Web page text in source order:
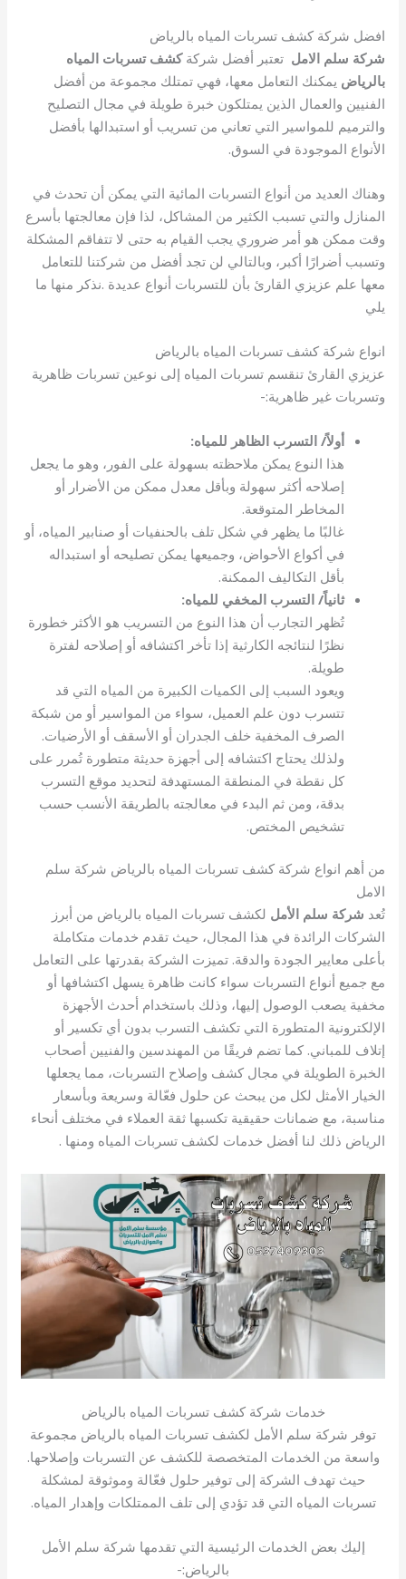
افضل شركة كشف تسربات المياه بالرياض
شركة سلم الامل تعتبر أفضل شركةكشف تسربات المياه
بالرياض يمكنك التعامل معها، فهي تمتلك مجموعة من أفضل
الفنيين والعمال الذين يمتلكون خبرة طويلة في مجال التصليح
والترميم للمواسير التي تعاني من تسريب أو استبدالها بأفضل
الأنواع الموجودة في السوق.
وهناك العديد من أنواع التسربات المائية التي يمكن أن تحدث في
المنازل والتي تسبب الكثير من المشاكل، لذا فإن معالجتها بأسرع
وقت ممكن هو أمر ضروري يجب القيام به حتى لا تتفاقم المشكلة
وتسبب أضرارًا أكبر، وبالتالي لن تجد أفضل من شركتنا للتعامل
معها علم عزيزي القارئ بأن للتسربات أنواع عديدة .نذكر منها ما
يلي
انواع شركة كشف تسربات المياه بالرياض
عزيزي القارئ تنقسم تسربات المياه إلى نوعين تسربات ظاهرية
وتسربات غير ظاهرية:-
أولاً/ التسرب الظاهر للمياه:
هذا النوع يمكن ملاحظته بسهولة على الفور، وهو ما يجعل
إصلاحه أكثر سهولة وبأقل معدل ممكن من الأضرار أو
المخاطر المتوقعة.
غالبًا ما يظهر في شكل تلف بالحنفيات أو صنابير المياه، أو
في أكواع الأحواض، وجميعها يمكن تصليحه أو استبداله
بأقل التكاليف الممكنة.
ثانياً/ التسرب المخفي للمياه:
تُظهر التجارب أن هذا النوع من التسريب هو الأكثر خطورة
نظرًا لنتائجه الكارثية إذا تأخر اكتشافه أو إصلاحه لفترة
طويلة.
ويعود السبب إلى الكميات الكبيرة من المياه التي قد
تتسرب دون علم العميل، سواء من المواسير أو من شبكة
الصرف المخفية خلف الجدران أو الأسقف أو الأرضيات.
ولذلك يحتاج اكتشافه إلى أجهزة حديثة متطورة تُمرر على
كل نقطة في المنطقة المستهدفة لتحديد موقع التسرب
بدقة، ومن ثم البدء في معالجته بالطريقة الأنسب حسب
تشخيص المختص.
من أهم انواع شركة كشف تسربات المياه بالرياض شركة سلم
الامل
تُعد شركة سلم الأمل لكشف تسربات المياه بالرياض من أبرز
الشركات الرائدة في هذا المجال، حيث تقدم خدمات متكاملة
بأعلى معايير الجودة والدقة. تميزت الشركة بقدرتها على التعامل
مع جميع أنواع التسربات سواء كانت ظاهرة يسهل اكتشافها أو
مخفية يصعب الوصول إليها، وذلك باستخدام أحدث الأجهزة
الإلكترونية المتطورة التي تكشف التسرب بدون أي تكسير أو
إتلاف للمباني. كما تضم فريقًا من المهندسين والفنيين أصحاب
الخبرة الطويلة في مجال كشف وإصلاح التسربات، مما يجعلها
الخيار الأمثل لكل من يبحث عن حلول فعّالة وسريعة وبأسعار
مناسبة، مع ضمانات حقيقية تكسبها ثقة العملاء في مختلف أنحاء
الرياض ذلك لنا أفضل خدمات لكشف تسربات المياه ومنها .
خدمات شركة كشف تسربات المياه بالرياض
توفر شركة سلم الأمل لكشف تسربات المياه بالرياض مجموعة
واسعة من الخدمات المتخصصة للكشف عن التسربات وإصلاحها.
حيث تهدف الشركة إلى توفير حلول فعّالة وموثوقة لمشكلة
تسربات المياه التي قد تؤدي إلى تلف الممتلكات وإهدار المياه.
إليك بعض الخدمات الرئيسية التي تقدمها شركة سلم الأمل
بالرياض:-